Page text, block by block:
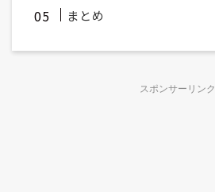
まとめ
スポンサーリンク